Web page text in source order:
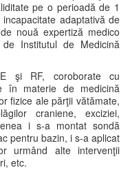
pe o perioadă de 1
adaptativă de
nouă expertiză medico
Institutul de Medicină
şi RF, coroborate cu
în materie de medicină
fizice ale părţii vătămate,
craniene, exciziei,
i s-a montat sondă
pentru bazin, i s-a aplicat
urmând alte intervenţii
etc.